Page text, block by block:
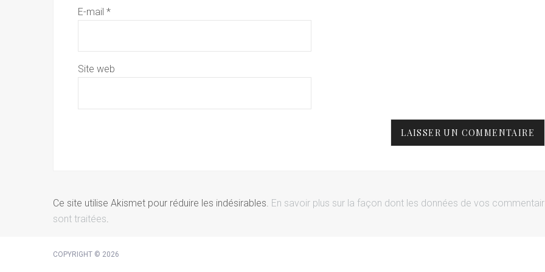
E-mail *
Site web
Ce site utilise Akismet pour réduire les indésirables. En savoir plus sur la façon dont les données de vos
sont traitées.
COPYRIGHT © 2026